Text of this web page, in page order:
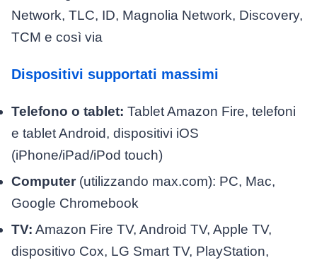
Network, TLC, ID, Magnolia Network, Discovery,
TCM e così via
Dispositivi supportati massimi
Telefono o tablet: Tablet Amazon Fire, telefoni
e tablet Android, dispositivi iOS
(iPhone/iPad/iPod touch)
Computer(utilizzando max.com): PC, Mac,
Google Chromebook
TV: Amazon Fire TV, Android TV, Apple TV,
dispositivo Cox, LG Smart TV, PlayStation,